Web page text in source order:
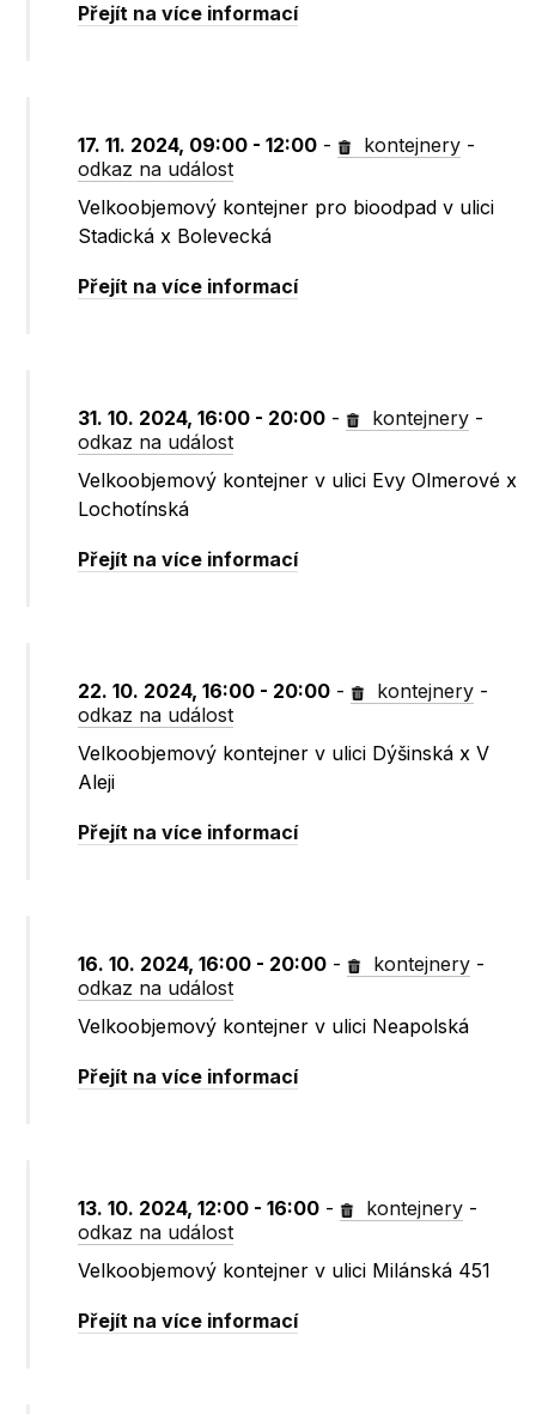
Přejít na více informací
17. 11. 2024, 09:00 - 12:00 - kontejnery -
odkaz na událost
Velkoobjemový kontejner pro bioodpad v ulici
Stadická x Bolevecká
Přejít na více informací
31. 10. 2024, 16:00 - 20:00 - kontejnery -
odkaz na událost
Velkoobjemový kontejner v ulici Evy Olmerové x
Lochotínská
Přejít na více informací
22. 10. 2024, 16:00 - 20:00 - kontejnery -
odkaz na událost
Velkoobjemový kontejner v ulici Dýšinská x V
Aleji
Přejít na více informací
16. 10. 2024, 16:00 - 20:00 - kontejnery -
odkaz na událost
Velkoobjemový kontejner v ulici Neapolská
Přejít na více informací
13. 10. 2024, 12:00 - 16:00 - kontejnery -
odkaz na událost
Velkoobjemový kontejner v ulici Milánská 451
Přejít na více informací